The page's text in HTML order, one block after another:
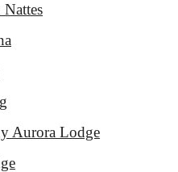
Aurora Lodge